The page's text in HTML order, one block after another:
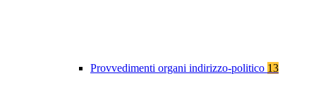
Provvedimenti organi indirizzo-politico 13